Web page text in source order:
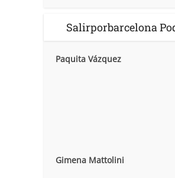
Salirporbarcelona
Paquita Vázquez
Gimena Mattolini